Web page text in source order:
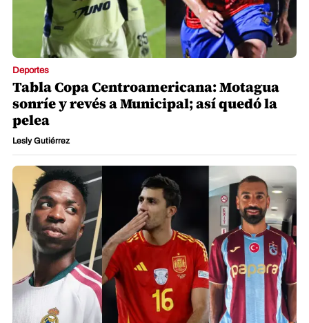
Deportes
Tabla Copa Centroamericana: Motagua
sonríe y revés a Municipal; así quedó la
pelea
Lesly Gutiérrez